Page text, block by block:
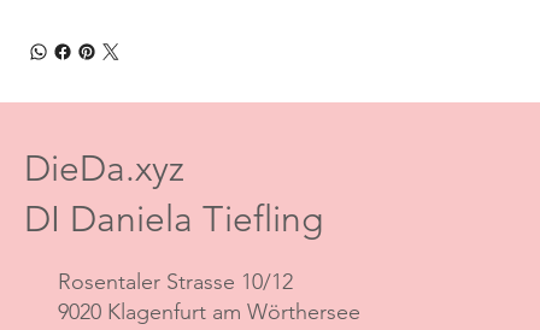
DieDa.xyz
DI Daniela Tiefling
Rosentaler Strasse 10/12
9020 Klagenfurt am Wörthersee